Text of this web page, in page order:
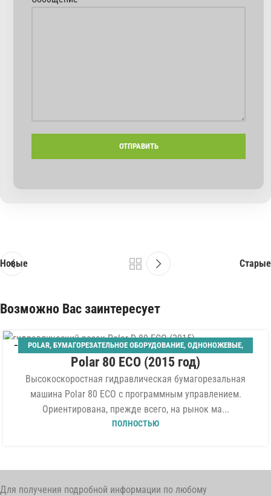
Новые Старые
Возможно Вас заинтересует
06 POLAR, БУМАГОРЕЗАТЕЛЬНОЕ ОБОРУДОВАНИЕ, ОДНОНОЖЕВЫЕ,
ШИРИНА 800 ММ
Polar 80 ECO (2015 год)
Высокоскоростная гидравлическая бумагорезальная
машина Polar 80 ECO с программным управлением.
Ориентирована, прежде всего, на рынок ма...
ПОЛНОСТЬЮ
Для получения подробной информации по любому